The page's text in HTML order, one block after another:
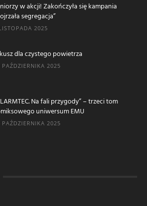
w akcji! Zakończyła się kampania
segregacja”
2025
dla czystego powietrza
PAŹDZIERNIKA 2025
Na fali przygody” – trzeci tom
uniwersum EMU
PAŹDZIERNIKA 2025